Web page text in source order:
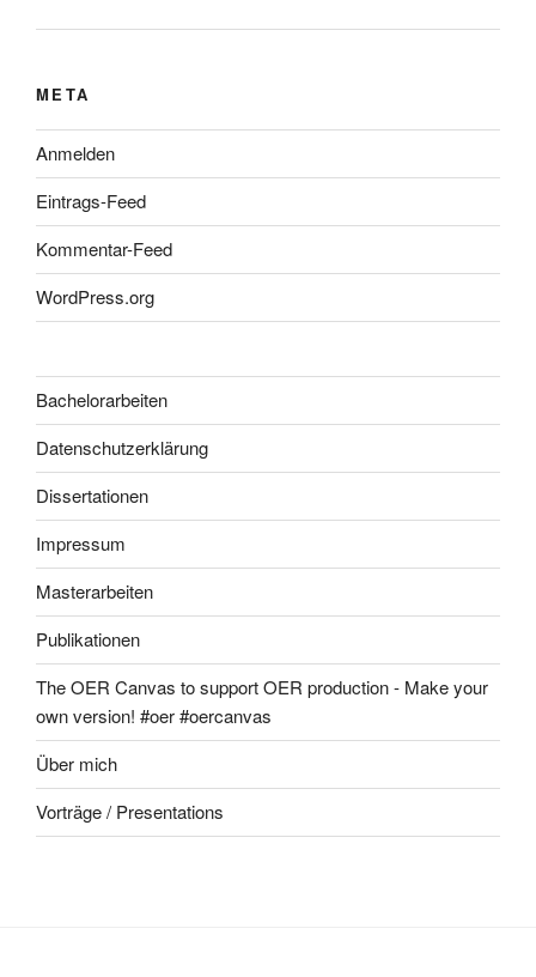
META
Anmelden
Eintrags-Feed
Kommentar-Feed
WordPress.org
Bachelorarbeiten
Datenschutzerklärung
Dissertationen
Impressum
Masterarbeiten
Publikationen
The OER Canvas to support OER production - Make your
own version! #oer #oercanvas
Über mich
Vorträge / Presentations